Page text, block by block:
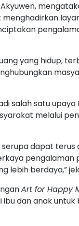
yang hidup,
salah satu upaya
melalui
dapat
pengalaman
lebih berdaya,”
Art for Happy
dan anak